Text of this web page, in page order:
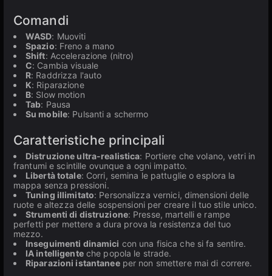
Comandi
WASD: Muoviti
Spazio: Freno a mano
Shift: Accelerazione (nitro)
C: Cambia visuale
R: Raddrizza l'auto
K: Riparazione
B: Slow motion
Tab: Pausa
Su mobile: Pulsanti a schermo
Caratteristiche principali
Distruzione ultra-realistica: Portiere che volano, vetri in
frantumi e scintille ovunque a ogni impatto.
Libertà totale: Corri, semina le pattuglie o esplora la
mappa senza pressioni.
Tuning illimitato: Personalizza vernici, dimensioni delle
ruote e altezza delle sospensioni per creare il tuo stile unico.
Strumenti di distruzione: Presse, martelli e rampe
perfetti per mettere a dura prova la resistenza del tuo
mezzo.
Inseguimenti dinamici con una fisica che si fa sentire.
IA intelligenteche popola le strade.
Riparazioni istantaneeper non smettere mai di correre.